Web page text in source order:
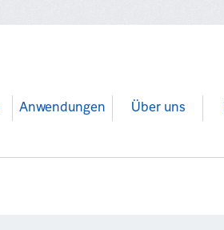
Anwendungen Über uns